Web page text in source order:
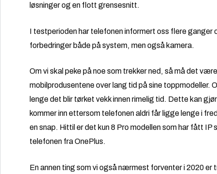
løsninger og en flott grensesnitt.
I testperioden har telefonen informert oss flere ganger
forbedringer både på system, men også kamera.
Om vi skal peke på noe som trekker ned, så må det
mobilprodusentene over lang tid på sine toppmodeller.
lenge det blir tørket vekk innen rimelig tid. Dette kan
kommer inn ettersom telefonen aldri får ligge lenge i
en snap. Hittil er det kun 8 Pro modellen som har fått
telefonen fra OnePlus.
En annen ting som vi også nærmest forventer i 2020